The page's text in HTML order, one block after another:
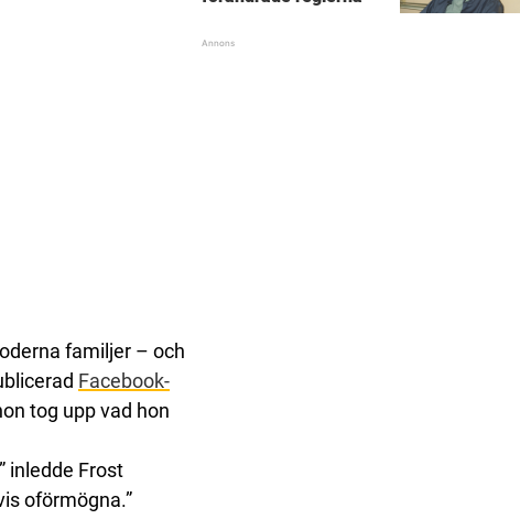
familjer – och
Facebook-
tog upp vad hon
inledde Frost
oförmögna.”